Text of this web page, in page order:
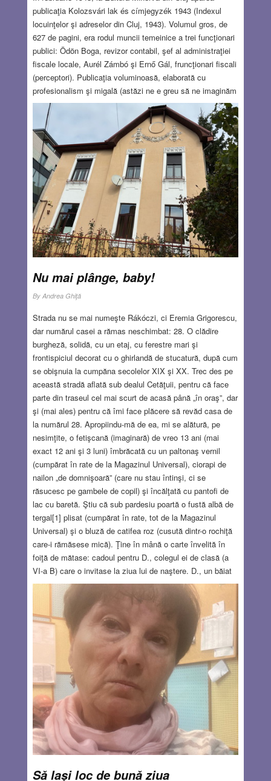
publicaţia Kolozsvári lak és címjegyzék 1943 (Indexul
locuinţelor şi adreselor din Cluj, 1943). Volumul gros, de
627 de pagini, era rodul muncii temeinice a trei funcţionari
publici: Ödön Boga, revizor contabil, şef al administraţiei
fiscale locale, Aurél Zámbó şi Ernő Gál, fruncţionari fiscali
(perceptori). Publicaţia voluminoasă, elaborată cu
profesionalism şi migală (astăzi ne e greu să ne imaginăm
cum se alcătuia o bază de date atât de amănunţită fără
ajutorul computerului) avea să fie utilizată circa doi ani. În
octombrie 1945, Clujul a fost eliberat, curând numele
străzilor şi pieţelor (cel puţin ale celor centrale) au fost
schimbate[2], iar după ce Transilvania de Nord a reintrat în
componenţa României, acest index, întocmit în limba
maghiară şi reflectând situaţia din 1943, a devenit inutil.
Mă îndoiesc că vrednicii funcţionari fiscali, Ödön Boga,
Aurél Zámbó şi Ernő Gál, şi-ar fi imaginat vreodată că
lucrarea lor, menită să înlesnească găsirea locuinţelor şi
adreselor în timpul administraţiei maghiare a Clujului, avea
să devină o importantă sursă istorică şi sociologică, mai
cred că volumul Kolozsvári lak és címjegyzék este ultimul
prenume şi profesiune, ca cetăţeni ai urbei…
more…
OCT 30, 2025 22 COMMENTS
Nu mai plânge, baby!
By Andrea Ghiţă
Strada nu se mai numeşte Rákóczi, ci Eremia Grigorescu,
dar numărul casei a rămas neschimbat: 28. O clădire
burgheză, solidă, cu un etaj, cu ferestre mari şi
frontispiciul decorat cu o ghirlandă de stucatură, după cum
se obişnuia la cumpăna secolelor XIX şi XX. Trec des pe
această stradă aflată sub dealul Cetăţuii, pentru că face
parte din traseul cel mai scurt de acasă până „în oraş”, dar
şi (mai ales) pentru că îmi face plăcere să revăd casa de
la numărul 28. Apropiindu-mă de ea, mi se alătură, pe
nesimţite, o fetişcană (imaginară) de vreo 13 ani (mai
exact 12 ani şi 3 luni) îmbrăcată cu un paltonaş vernil
(cumpărat în rate de la Magazinul Universal), ciorapi de
nailon „de domnişoară” (care nu stau întinşi, ci se
răsucesc pe gambele de copil) şi încălţată cu pantofi de
lac cu baretă. Ştiu că sub pardesiu poartă o fustă albă de
tergal[1] plisat (cumpărat în rate, tot de la Magazinul
Universal) şi o bluză de catifea roz (cusută dintr-o rochiţă
care-i rămăsese mică). Ţine în mână o carte învelită în
foiţă de mătase: cadoul pentru D., colegul ei de clasă (a
VI-a B) care o invitase la ziua lui de naştere. D., un băiat
deştept şi dezgheţat, înalt (crescuse peste vară şi
depăşise 1.80), cu vocea în schimbare, i-a mai spus:
„Vom fi trei băieţi şi trei fete”. Această precizare dăduse o
turnură specială aniversării care se arăta altfel decât
celelalte zile de naştere, cu un cârd de copii
neastâmpăraţi şi gălăgioşi care se înghesuie la joacă, dau
iama în sendviciuri şi se îndoapă cu feliile de tort…
Read more…
OCT 15, 2025 10 COMMENTS
Să laşi loc de bună ziua